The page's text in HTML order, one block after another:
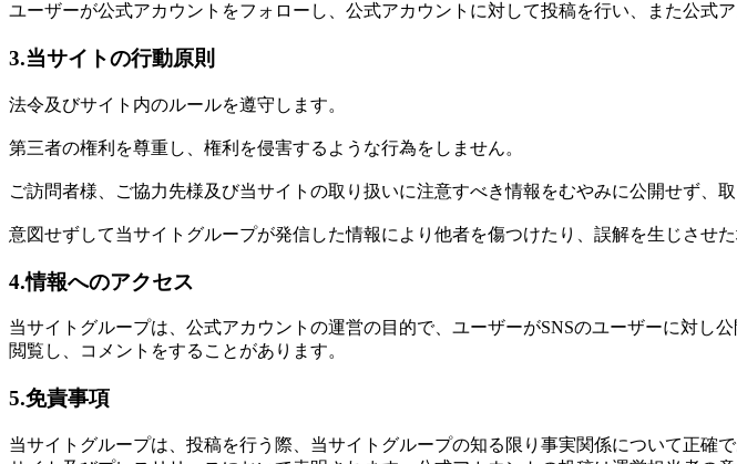
ユーザーが公式アカウントをフォローし、公式アカウントに対して投稿を行い、また公式
3.当サイトの行動原則
法令及びサイト内のルールを遵守します。
第三者の権利を尊重し、権利を侵害するような行為をしません。
ご訪問者様、ご協力先様及び当サイトの取り扱いに注意すべき情報をむやみに公開せず、取
意図せずして当サイトグループが発信した情報により他者を傷つけたり、誤解を生じさせ
4.情報へのアクセス
当サイトグループは、公式アカウントの運営の目的で、ユーザーがSNSのユーザーに対
閲覧し、コメントをすることがあります。
5.免責事項
当サイトグループは、投稿を行う際、当サイトグループの知る限り事実関係について正